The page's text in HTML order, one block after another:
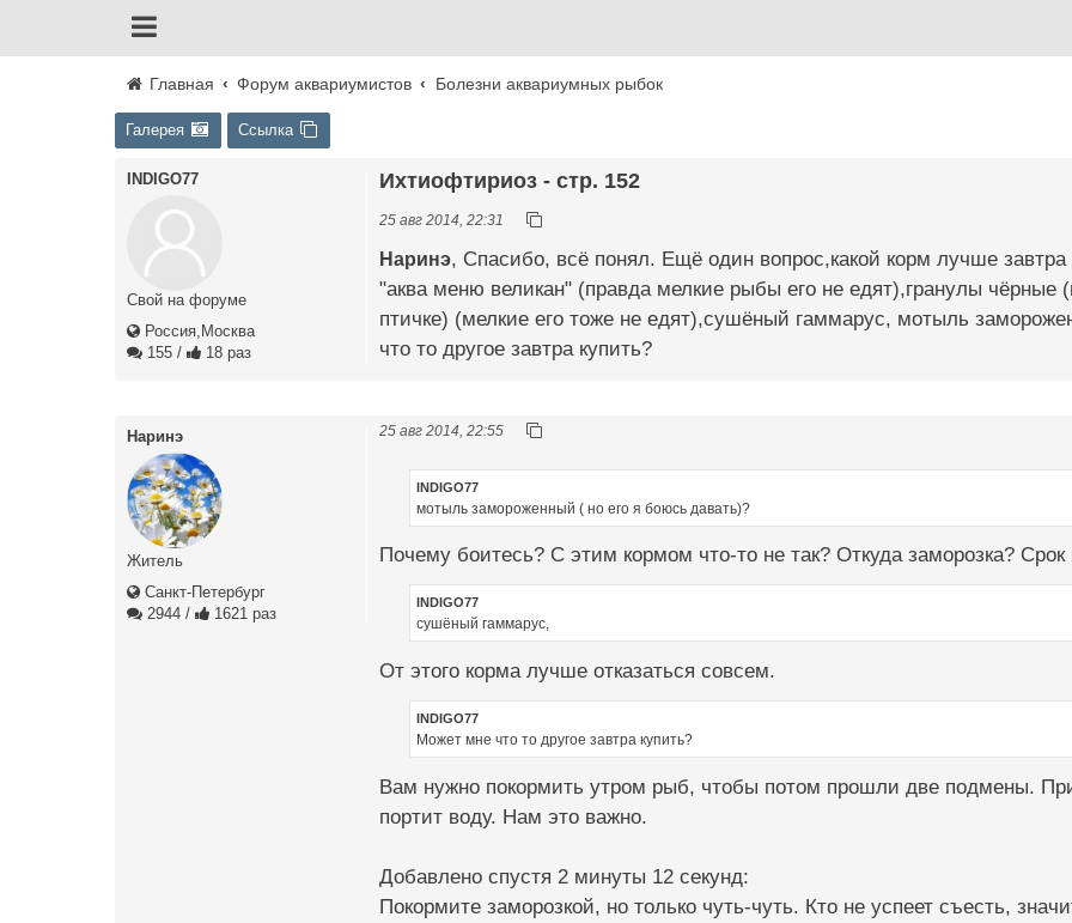
Главная Форум аквариумистов Болезни аквариумных рыбок
Галерея Ссылка
INDIGO77
Свой на форуме
Россия,Москва
155 / 18 раз
Ихтиофтириоз - стр. 152
25 авг 2014, 22:31
Наринэ, Спасибо, всё понял. Ещё один вопрос,какой корм лучше
"аква меню великан" (правда мелкие рыбы его не едят),гранулы чёрные
птичке) (мелкие его тоже не едят),сушёный гаммарус, мотыль
что то другое завтра купить?
Наринэ
Житель
Санкт-Петербург
2944 / 1621 раз
25 авг 2014, 22:55
INDIGO77
мотыль замороженный ( но его я боюсь давать)?
Почему боитесь? С этим кормом что-то не так? Откуда заморозка? Срок
INDIGO77
сушёный гаммарус,
От этого корма лучше отказаться совсем.
INDIGO77
Может мне что то другое завтра купить?
Вам нужно покормить утром рыб, чтобы потом прошли две подмены.
портит воду. Нам это важно.
Добавлено спустя 2 минуты 12 секунд:
Покормите заморозкой, но только чуть-чуть. Кто не успеет съесть,